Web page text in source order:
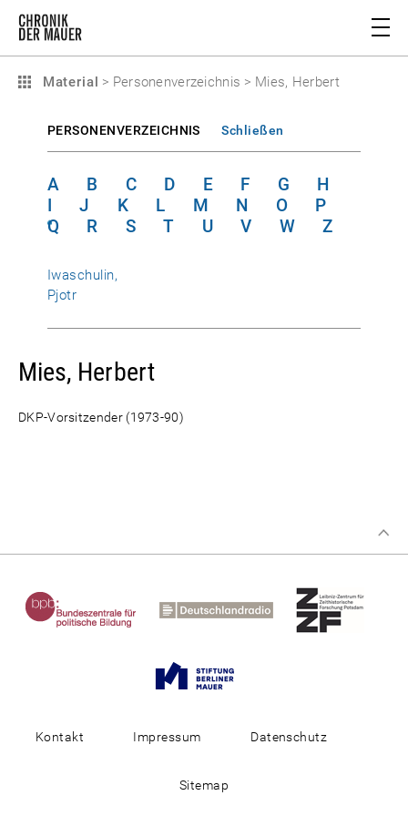
Material > Personenverzeichnis > Mies, Herbert
PERSONENVERZEICHNIS Schließen
A B C D E F G
H
I
J K L M N O
P
Q
R S T U V W Z
Iwaschulin,
Pjotr
Mies, Herbert
DKP-Vorsitzender (1973-90)
Kontakt Impressum Datenschutz
Sitemap